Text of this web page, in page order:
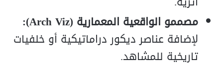
مصممو الواقعية المعمارية (Arch Viz):
لإضافة عناصر ديكور دراماتيكية أو خلفيات
تاريخية للمشاهد.